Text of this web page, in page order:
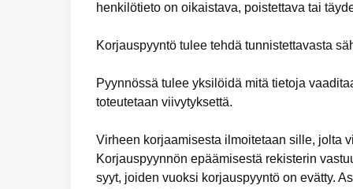
henkilötieto on oikaistava, poistettava tai
Korjauspyyntö tulee tehdä tunnistettavasta
Pyynnössä tulee yksilöidä mitä tietoja
toteutetaan viivytyksettä.
Virheen korjaamisesta ilmoitetaan sille, jolta
Korjauspyynnön epäämisestä rekisterin
syyt, joiden vuoksi korjauspyyntö on evätty.